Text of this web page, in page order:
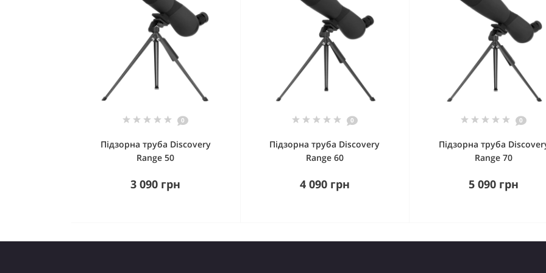
0
Підзорна труба Discovery
Range 50
3 090 грн
0
Підзорна труба Discovery
Range 60
4 090 грн
0
Підзорна труба
Range 70
5 090 грн